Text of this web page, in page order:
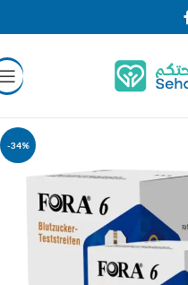
-34%